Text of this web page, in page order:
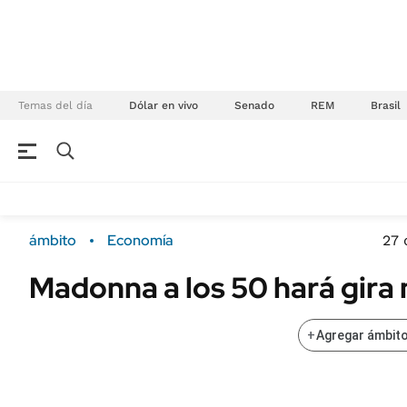
Temas del día Dólar en vivo Senado REM Brasil
Campo Sustentabilidad
ENERGY REPORT
ámbito Economía 27
Madonna a los 50 hará gira
+Agregar